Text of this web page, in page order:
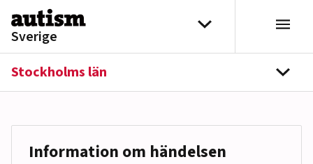
Hoppa till innehåll
Sverige
Välj distrikt
Stockholms län
Information om händelsen